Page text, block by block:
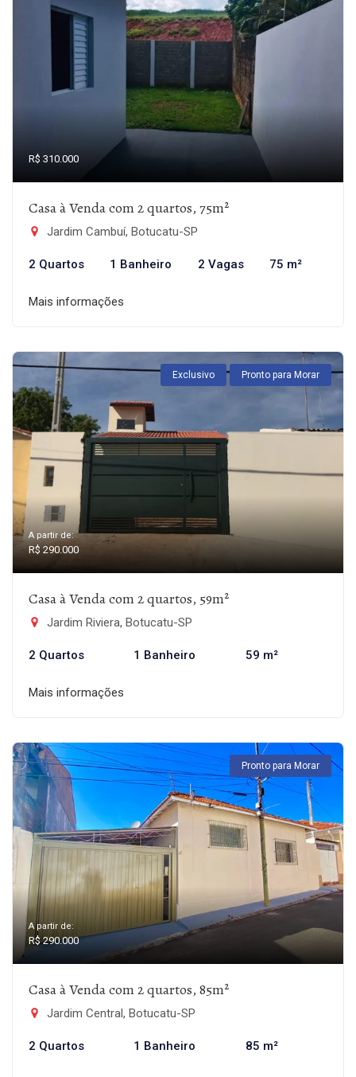
R$ 310.000
Casa à Venda com 2 quartos, 75m²
Jardim Cambuí, Botucatu-SP
2 Quartos 1 Banheiro 2 Vagas 75 m²
Mais informações
Exclusivo Pronto para Morar
A partir de:
R$ 290.000
Casa à Venda com 2 quartos, 59m²
Jardim Riviera, Botucatu-SP
2 Quartos 1 Banheiro 59 m²
Mais informações
Pronto para Morar
A partir de:
R$ 290.000
Casa à Venda com 2 quartos, 85m²
Jardim Central, Botucatu-SP
2 Quartos 1 Banheiro 85 m²